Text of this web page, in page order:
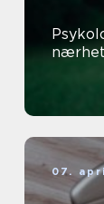
Psykolog i
07.